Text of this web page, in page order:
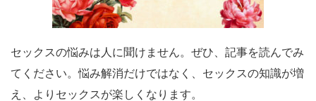
セックスの悩みは人に聞けません。ぜひ、記事を読んでみ
てください。悩み解消だけではなく、セックスの知識が増
え、よりセックスが楽しくなります。